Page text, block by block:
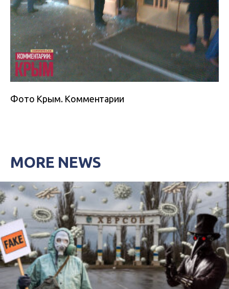
Фото Крым. Комментарии
MORE NEWS